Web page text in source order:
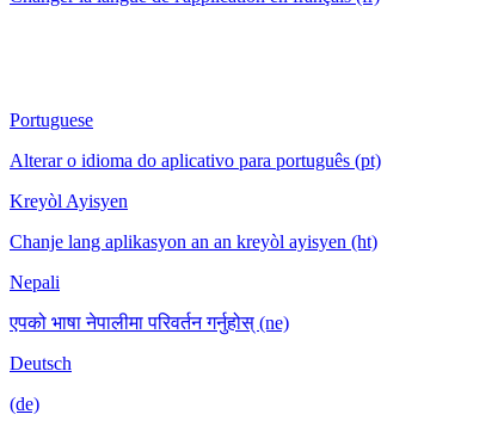
Portuguese
Alterar o idioma do aplicativo para português (pt)
Kreyòl Ayisyen
Chanje lang aplikasyon an an kreyòl ayisyen (ht)
Nepali
एपको भाषा नेपालीमा परिवर्तन गर्नुहोस् (ne)
Deutsch
(de)